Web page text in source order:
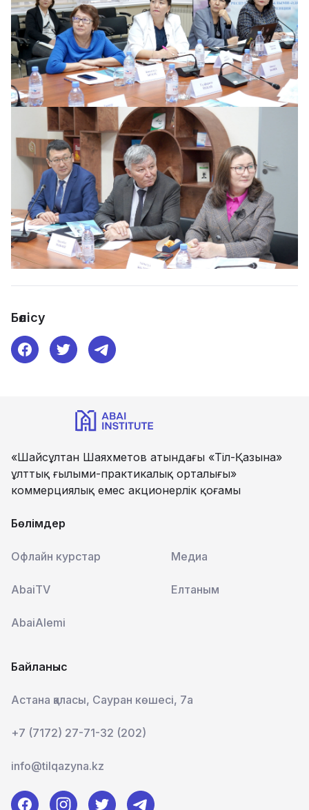
Бөлісу
«Шайсұлтан Шаяхметов атындағы «Тіл-Қазына»
ұлттық ғылыми-практикалық орталығы»
коммерциялық емес акционерлік қоғамы
Бөлімдер
Офлайн курстар Медиа
AbaiTV Елтаным
AbaiAlemi
Байланыс
Астана қаласы, Сауран көшесі, 7а
+7 (7172) 27-71-32 (202)
info@tilqazyna.kz